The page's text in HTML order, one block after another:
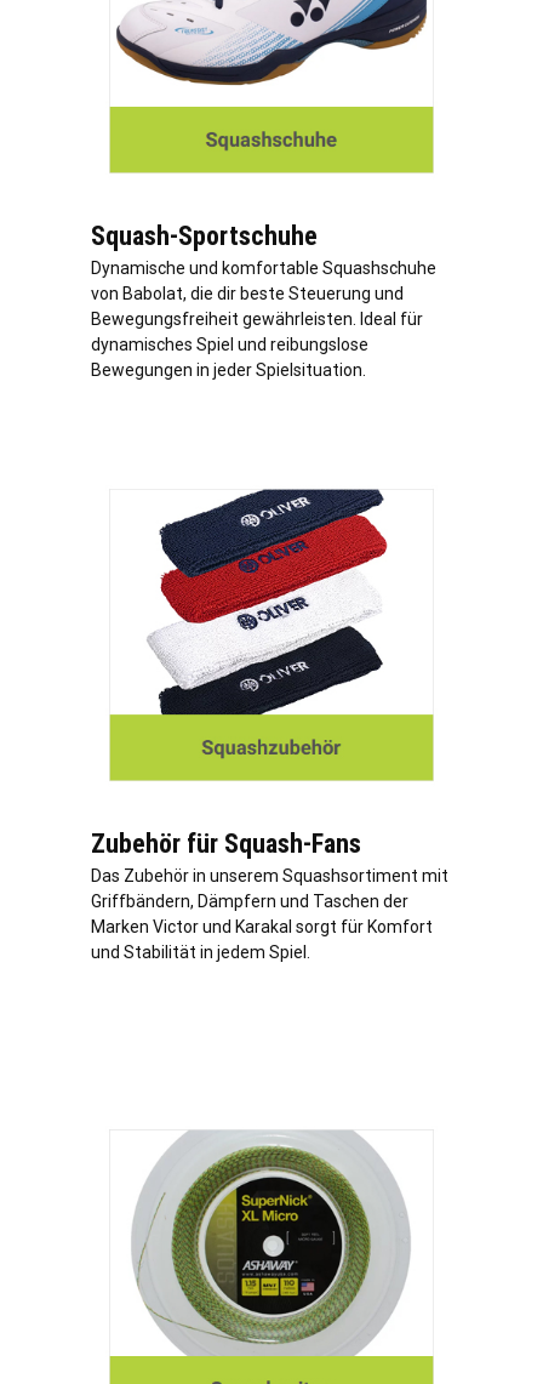
Squash-Sportschuhe
Dynamische und komfortable Squashschuhe
von Babolat, die dir beste Steuerung und
Bewegungsfreiheit gewährleisten. Ideal für
dynamisches Spiel und reibungslose
Bewegungen in jeder Spielsituation.
Zubehör für Squash-Fans
Das Zubehör in unserem Squashsortiment mit
Griffbändern, Dämpfern und Taschen der
Marken Victor und Karakal sorgt für Komfort
und Stabilität in jedem Spiel.